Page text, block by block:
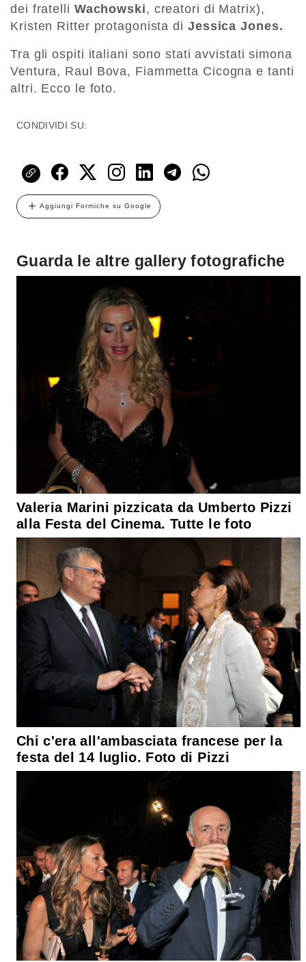
dei fratelli Wachowski, creatori di Matrix),
Kristen Ritter protagonista di Jessica Jones.
Tra gli ospiti italiani sono stati avvistati simona
Ventura, Raul Bova, Fiammetta Cicogna e tanti
altri. Ecco le foto.
CONDIVIDI SU:
Aggiungi Formiche su Google
Guarda le altre gallery fotografiche
Valeria Marini pizzicata da Umberto Pizzi
alla Festa del Cinema. Tutte le foto
Chi c'era all'ambasciata francese per la
festa del 14 luglio. Foto di Pizzi